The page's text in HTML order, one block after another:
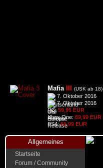
Mafia (USK ab 18)
7. Oktober 2016
7. Oktober 2016
PC: 59,95 EUR
Xbox One: 69,99 EUR
PS4:69,99 EUR
Allgemeines
Startseite
Forum / Community